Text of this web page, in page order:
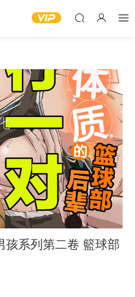
孩系列第二卷 籃球部